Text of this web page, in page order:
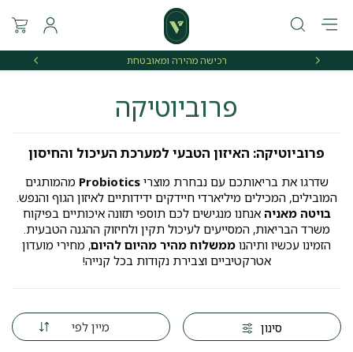
רכישה מהירה ומאובטחת
פרוביוטיקה
פרוביוטיקה: האיזון הטבעי למערכת העיכול והחיסון
שדרגו את בריאותכם עם נבחרת מוצריProbiotics מהמותגים
המובילים, המכילים מיליארדי חיידקים ידידותיים לאיזון הגוף והנפש.
בויטה מאניה אנחנו מנגישים לכם תוספי תזונה איכותיים בפיקוח
משרד הבריאות, המסייעים לעיכול תקין ולחיזוק ההגנה הטבעית.
הזמינו עכשיו ותיהנו ממשלוח מהיר מהיום להיום, מחירי מועדון
אטרקטיביים וצבירת נקודות בכל קנייה!
סינון מיין לפי